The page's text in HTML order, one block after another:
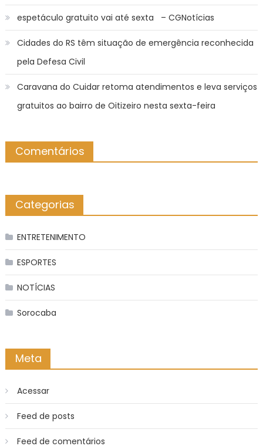
espetáculo gratuito vai até sexta – CGNotícias
Cidades do RS têm situação de emergência reconhecida
pela Defesa Civil
Caravana do Cuidar retoma atendimentos e leva serviços
gratuitos ao bairro de Oitizeiro nesta sexta-feira
Comentários
Categorias
ENTRETENIMENTO
ESPORTES
NOTÍCIAS
Sorocaba
Meta
Acessar
Feed de posts
Feed de comentários